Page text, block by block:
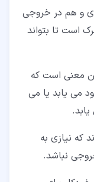
و هم در خروجی
است تا بتواند
معنی است که
می یابد یا می
که نیازی به
نباشد.